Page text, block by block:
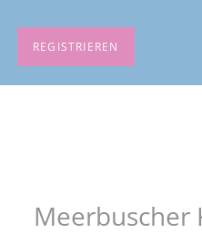
REGISTRIEREN
Meerbuscher